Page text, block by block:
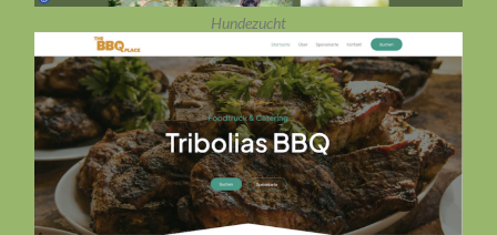
Hundezucht